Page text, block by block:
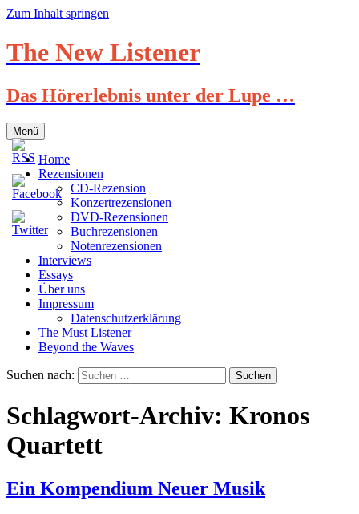
Zum Inhalt springen
The New Listener
Das Hörerlebnis unter der Lupe …
Menü
Home
Rezensionen
CD-Rezension
Konzertrezensionen
DVD-Rezensionen
Buchrezensionen
Notenrezensionen
Interviews
Essays
Über uns
Impressum
Datenschutzerklärung
The Must Listener
Beyond the Waves
Suchen nach:
Schlagwort-Archiv: Kronos
Quartett
Ein Kompendium Neuer Musik